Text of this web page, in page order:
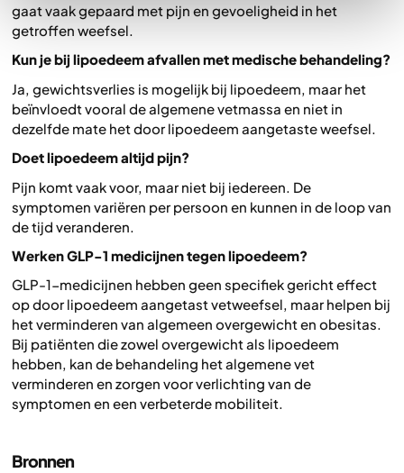
gaat vaak gepaard met pijn en gevoeligheid in het
getroffen weefsel.
Kun je bij lipoedeem afvallen met medische behandeling?
Ja, gewichtsverlies is mogelijk bij lipoedeem, maar het
beïnvloedt vooral de algemene vetmassa en niet in
dezelfde mate het door lipoedeem aangetaste weefsel.
Doet lipoedeem altijd pijn?
Pijn komt vaak voor, maar niet bij iedereen. De
symptomen variëren per persoon en kunnen in de loop van
de tijd veranderen.
Werken GLP-1 medicijnen tegen lipoedeem?
GLP-1-medicijnen hebben geen specifiek gericht effect
op door lipoedeem aangetast vetweefsel, maar helpen bij
het verminderen van algemeen overgewicht en obesitas.
Bij patiënten die zowel overgewicht als lipoedeem
hebben, kan de behandeling het algemene vet
verminderen en zorgen voor verlichting van de
symptomen en een verbeterde mobiliteit.
Bronnen